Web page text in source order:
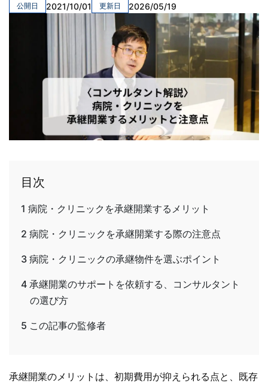
公開日 2021/10/01 更新日 2026/05/19
目次
1 病院・クリニックを承継開業するメリット
2 病院・クリニックを承継開業する際の注意点
3 病院・クリニックの承継物件を選ぶポイント
4 承継開業のサポートを依頼する、コンサルタント
の選び方
5 この記事の監修者
承継開業のメリットは、初期費用が抑えられる点と、既存